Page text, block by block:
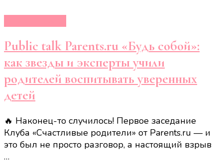
Public talk Parents.ru «Будь собой»:
как звезды и эксперты учили
родителей воспитывать уверенных
детей
🔥 Наконец-то случилось! Первое заседание
Клуба «Счастливые родители» от Parents.ru — и
это был не просто разговор, а настоящий взрыв
…